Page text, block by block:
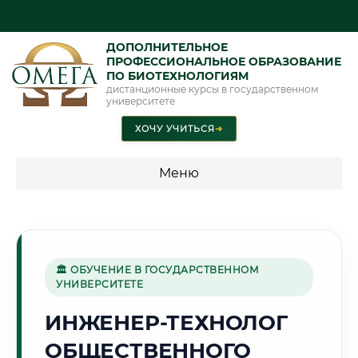
ДОПОЛНИТЕЛЬНОЕ
ПРОФЕССИОНАЛЬНОЕ ОБРАЗОВАНИЕ
ПО БИОТЕХНОЛОГИЯМ
дистанционные курсы в государственном
университете
ХОЧУ УЧИТЬСЯ➜
Меню
🌻
Г. КРАСНОДАР
🏛 ОБУЧЕНИЕ В ГОСУДАРСТВЕННОМ
УНИВЕРСИТЕТЕ
ИНЖЕНЕР-ТЕХНОЛОГ
ОБЩЕСТВЕННОГО